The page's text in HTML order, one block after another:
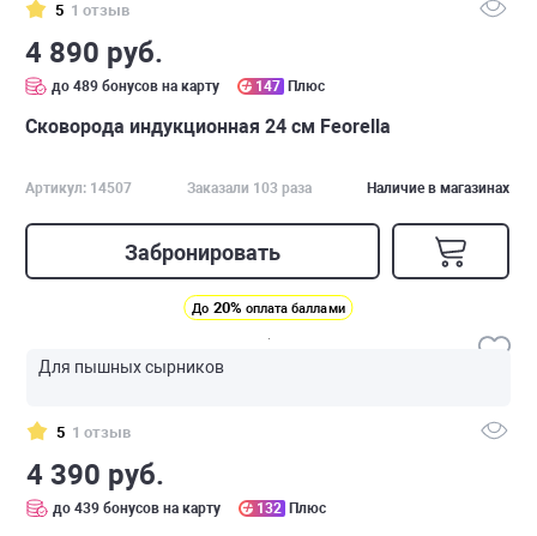
5 1 отзыв
4 890 руб.
до 489 бонусов на карту 147 Плюс
Сковорода индукционная 24 см Feorella
Артикул: 14507 Заказали 103 раза Наличие в магазинах
Забронировать
До 20% оплата баллами
Для пышных сырников
5 1 отзыв
4 390 руб.
до 439 бонусов на карту 132 Плюс